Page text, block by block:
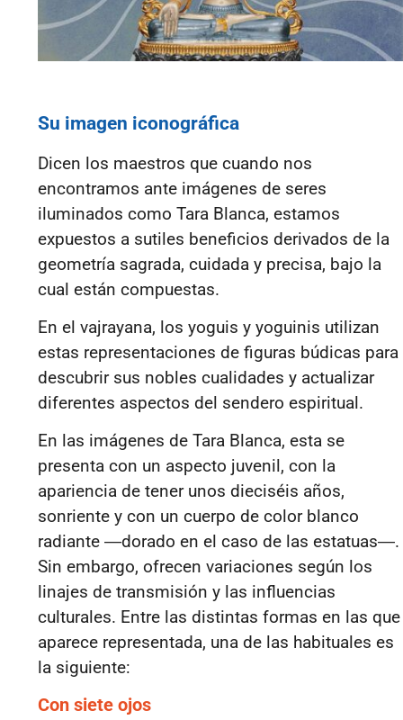
Su imagen iconográfica
Dicen los maestros que cuando nos
encontramos ante imágenes de seres
iluminados como Tara Blanca, estamos
expuestos a sutiles beneficios derivados de la
geometría sagrada, cuidada y precisa, bajo la
cual están compuestas.
En el vajrayana, los yoguis y yoguinis utilizan
estas representaciones de figuras búdicas para
descubrir sus nobles cualidades y actualizar
diferentes aspectos del sendero espiritual.
En las imágenes de Tara Blanca, esta se
presenta con un aspecto juvenil, con la
apariencia de tener unos dieciséis años,
sonriente y con un cuerpo de color blanco
radiante ―dorado en el caso de las estatuas―.
Sin embargo, ofrecen variaciones según los
linajes de transmisión y las influencias
culturales. Entre las distintas formas en las que
aparece representada, una de las habituales es
la siguiente:
Con siete ojos